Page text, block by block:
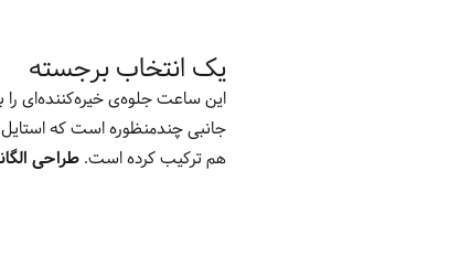
یک انتخاب برجسته
این ساعت جلوه‌ی خیره‌کننده‌ای را
هم ترکیب کرده است.طراحی